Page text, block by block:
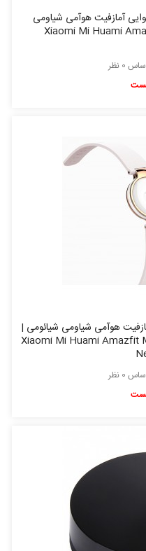
آمازفیت هوآمی شیاومی
0 نظر
هوآمی شیاومی شیائومی |
Xiaomi Mi Huami Amazfit
0 نظر